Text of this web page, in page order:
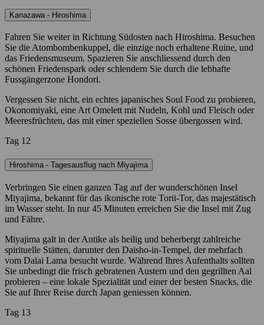
Kanazawa - Hiroshima
Fahren Sie weiter in Richtung Südosten nach Hiroshima. Besuchen
Sie die Atombombenkuppel, die einzige noch erhaltene Ruine, und
das Friedensmuseum. Spazieren Sie anschliessend durch den
schönen Friedenspark oder schlendern Sie durch die lebhafte
Fussgängerzone Hondori.
Vergessen Sie nicht, ein echtes japanisches Soul Food zu probieren,
Okonomiyaki, eine Art Omelett mit Nudeln, Kohl und Fleisch oder
Meeresfrüchten, das mit einer speziellen Sosse übergossen wird.
Tag 12
Hiroshima - Tagesausflug nach Miyajima
Verbringen Sie einen ganzen Tag auf der wunderschönen Insel
Miyajima, bekannt für das ikonische rote Torii-Tor, das majestätisch
im Wasser steht. In nur 45 Minuten erreichen Sie die Insel mit Zug
und Fähre.
Miyajima galt in der Antike als heilig und beherbergt zahlreiche
spirituelle Stätten, darunter den Daisho-in-Tempel, der mehrfach
vom Dalai Lama besucht wurde. Während Ihres Aufenthalts sollten
Sie unbedingt die frisch gebratenen Austern und den gegrillten Aal
probieren – eine lokale Spezialität und einer der besten Snacks, die
Sie auf Ihrer Reise durch Japan geniessen können.
Tag 13